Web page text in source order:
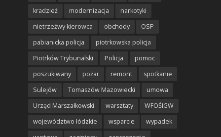
kradzież
modernizacja
narkotyki
nietrzeźwy kierowca
obchody
OSP
pabianicka policja
piotrkowska policja
Piotrków Trybunalski
Policja
pomoc
poszukiwany
pożar remont
spotkanie
Sulejów
Tomaszów Mazowiecki
umowa
Urząd Marszałkowski
warsztaty
WFOŚIGW
województwo łódzkie
wsparcie
wypadek